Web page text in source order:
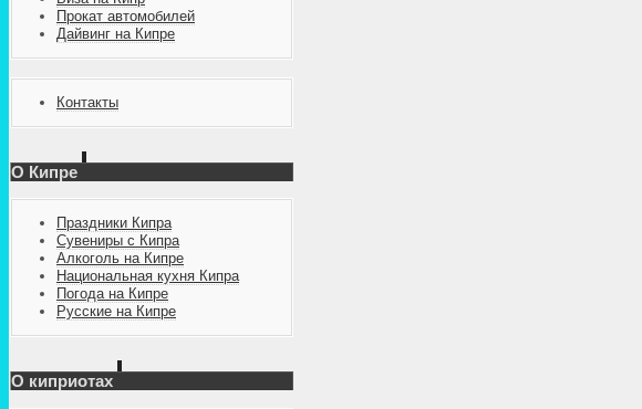
Прокат автомобилей
Дайвинг на Кипре
Контакты
О Кипре
Праздники Кипра
Сувениры с Кипра
Алкоголь на Кипре
Национальная кухня Кипра
Погода на Кипре
Русские на Кипре
О киприотах